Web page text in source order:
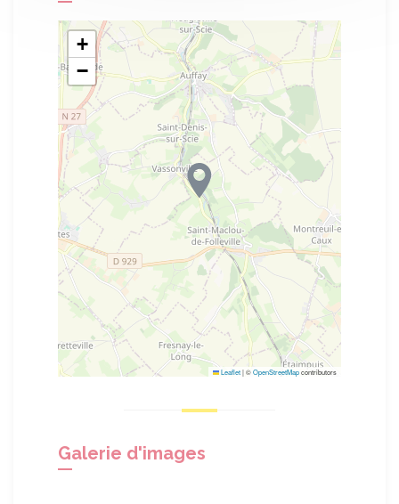
+
−
Leaflet|©OpenStreetMapcontributors
Galerie d'images